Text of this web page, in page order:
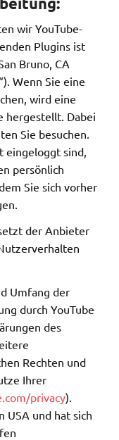
wir YouTube-
Plugins ist
Bruno, CA
Wenn Sie eine
wird eine
hergestellt. Dabei
Sie besuchen.
eingeloggt sind,
persönlich
Sie sich vorher
der Anbieter
Umfang der
durch YouTube
des
Rechten und
Ihrer
privacy).
USA und hat sich